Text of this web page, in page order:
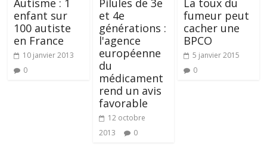
Autisme : 1
enfant sur
100 autiste
en France
10 janvier 2013
0
Pilules de 3e
et 4e
générations :
l'agence
européenne
du
médicament
rend un avis
favorable
12 octobre
2013
0
La toux du
fumeur peut
cacher une
BPCO
5 janvier 2015
0